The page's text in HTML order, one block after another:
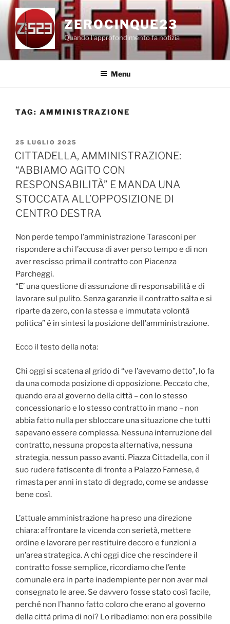
Salta
contenuto
ZEROCINQUE23
Quando l'approfondimento fa notizia
Menu
TAG: AMMINISTRAZIONE
PUBBLICATO
IL
25 LUGLIO 2025
CITTADELLA, AMMINISTRAZIONE:
“ABBIAMO AGITO CON
RESPONSABILITÀ” E MANDA UNA
STOCCATA ALL’OPPOSIZIONE DI
CENTRO DESTRA
Non perde tempo l’amministrazione Tarasconi per
rispondere a chi l’accusa di aver perso tempo e di non
aver rescisso prima il contratto con Piacenza
Parcheggi.
“E’ una questione di assunzione di responsabilità e di
lavorare sul pulito. Senza garanzie il contratto salta e si
riparte da zero, con la stessa e immutata volontà
politica” é in sintesi la posizione dell’amministrazione.
Ecco il testo della nota:
Chi oggi si scatena al grido di “ve l’avevamo detto”, lo fa
da una comoda posizione di opposizione. Peccato che,
quando era al governo della città – con lo stesso
concessionario e lo stesso contratto in mano – non
abbia fatto nulla per sbloccare una situazione che tutti
sapevano essere complessa. Nessuna interruzione del
contratto, nessuna proposta alternativa, nessuna
strategia, nessun passo avanti. Piazza Cittadella, con il
suo rudere fatiscente di fronte a Palazzo Farnese, è
rimasta per anni in stato di degrado, come se andasse
bene così.
L’attuale amministrazione ha preso una direzione
chiara: affrontare la vicenda con serietà, mettere
ordine e lavorare per restituire decoro e funzioni a
un’area strategica. A chi oggi dice che rescindere il
contratto fosse semplice, ricordiamo che l’ente
comunale era in parte inadempiente per non aver mai
consegnato le aree. Se davvero fosse stato così facile,
perché non l’hanno fatto coloro che erano al governo
della città prima di noi? Lo ribadiamo: non era possibile